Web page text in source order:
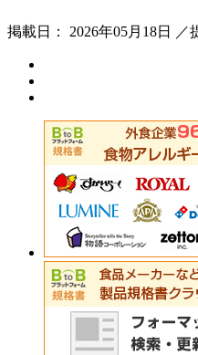
掲載日： 2026年05月18日